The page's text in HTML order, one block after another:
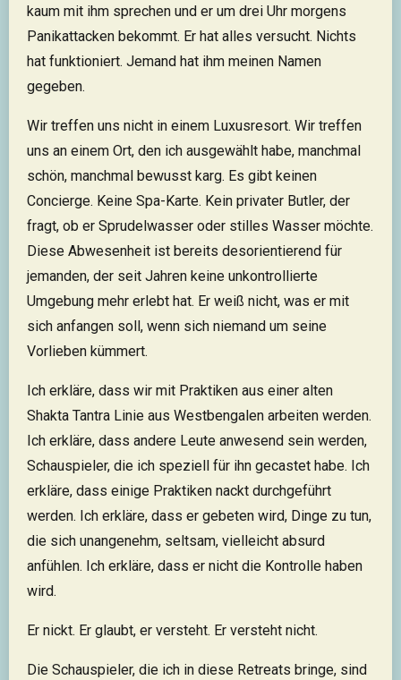
kaum mit ihm sprechen und er um drei Uhr morgens
Panikattacken bekommt. Er hat alles versucht. Nichts
hat funktioniert. Jemand hat ihm meinen Namen
gegeben.
Wir treffen uns nicht in einem Luxusresort. Wir treffen
uns an einem Ort, den ich ausgewählt habe, manchmal
schön, manchmal bewusst karg. Es gibt keinen
Concierge. Keine Spa-Karte. Kein privater Butler, der
fragt, ob er Sprudelwasser oder stilles Wasser möchte.
Diese Abwesenheit ist bereits desorientierend für
jemanden, der seit Jahren keine unkontrollierte
Umgebung mehr erlebt hat. Er weiß nicht, was er mit
sich anfangen soll, wenn sich niemand um seine
Vorlieben kümmert.
Ich erkläre, dass wir mit Praktiken aus einer alten
Shakta Tantra Linie aus Westbengalen arbeiten werden.
Ich erkläre, dass andere Leute anwesend sein werden,
Schauspieler, die ich speziell für ihn gecastet habe. Ich
erkläre, dass einige Praktiken nackt durchgeführt
werden. Ich erkläre, dass er gebeten wird, Dinge zu tun,
die sich unangenehm, seltsam, vielleicht absurd
anfühlen. Ich erkläre, dass er nicht die Kontrolle haben
wird.
Er nickt. Er glaubt, er versteht. Er versteht nicht.
Die Schauspieler, die ich in diese Retreats bringe, sind